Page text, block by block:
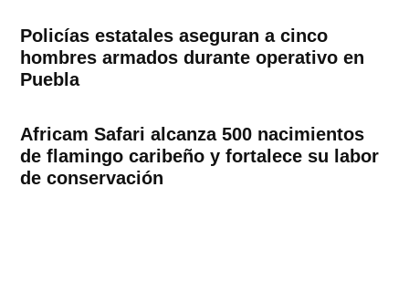
Policías estatales aseguran a cinco
hombres armados durante operativo en
Puebla
Africam Safari alcanza 500 nacimientos
de flamingo caribeño y fortalece su labor
de conservación